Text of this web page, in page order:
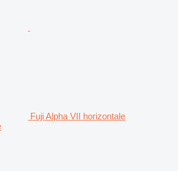
Fuji Alpha VII horizontale